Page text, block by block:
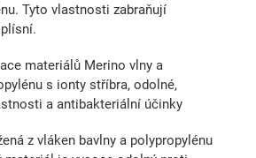
Tyto vlastnosti zabraňují
materiálů Merino vlny a
s ionty stříbra, odolné,
a antibakteriální účinky
z vláken bavlny a polypropylénu